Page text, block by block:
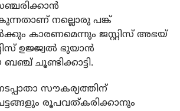
നല്ലൊരു പങ്ക്
കാരണമെന്നും ജസ്റ്റിസ് അഭയ്
ഉജ്ജ്വല്‍ ഭുയാന്‍
ചൂണ്ടിക്കാട്ടി.
സൗകര്യത്തിന്
രൂപവത്കരിക്കാനും